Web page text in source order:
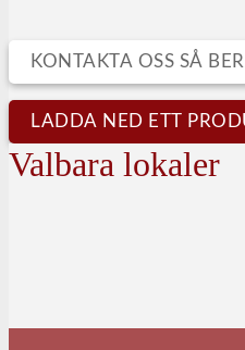
KONTAKTA OSS SÅ
LADDA NED ETT
Valbara lokaler